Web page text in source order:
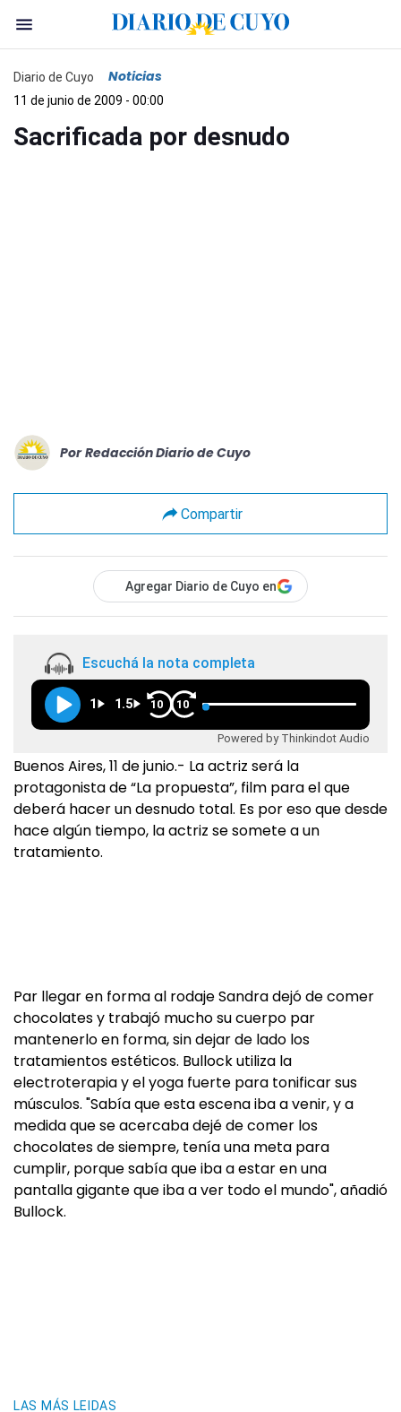
Diario de Cuyo Noticias
11 de junio de 2009 - 00:00
Sacrificada por desnudo
Por Redacción Diario de Cuyo
Compartir
Agregar Diario de Cuyo en
Escuchá la nota completa
1 1.5 10 10
Powered by Thinkindot Audio
Buenos Aires, 11 de junio.- La actriz será la
protagonista de “La propuesta”, film para el que
deberá hacer un desnudo total. Es por eso que desde
hace algún tiempo, la actriz se somete a un
tratamiento.
Par llegar en forma al rodaje Sandra dejó de comer
chocolates y trabajó mucho su cuerpo par
mantenerlo en forma, sin dejar de lado los
tratamientos estéticos. Bullock utiliza la
electroterapia y el yoga fuerte para tonificar sus
músculos. "Sabía que esta escena iba a venir, y a
medida que se acercaba dejé de comer los
chocolates de siempre, tenía una meta para
cumplir, porque sabía que iba a estar en una
pantalla gigante que iba a ver todo el mundo", añadió
Bullock.
LAS MÁS LEIDAS